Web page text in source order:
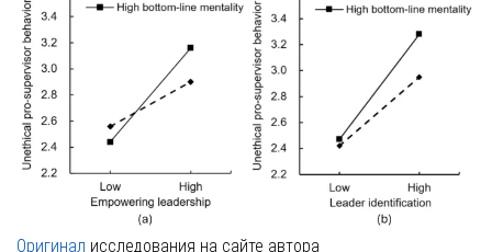
figure 3
Оригинал исследования на сайте автора